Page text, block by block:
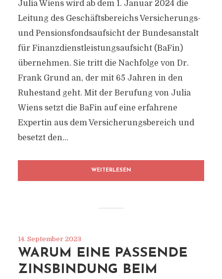
Julia Wiens wird ab dem 1. Januar 2024 die
Leitung des Geschäftsbereichs Versicherungs-
und Pensionsfondsaufsicht der Bundesanstalt
für Finanzdienstleistungsaufsicht (BaFin)
übernehmen. Sie tritt die Nachfolge von Dr.
Frank Grund an, der mit 65 Jahren in den
Ruhestand geht. Mit der Berufung von Julia
Wiens setzt die BaFin auf eine erfahrene
Expertin aus dem Versicherungsbereich und
besetzt den...
WEITERLESEN
14. September 2023
WARUM EINE PASSENDE
ZINSBINDUNG BEIM